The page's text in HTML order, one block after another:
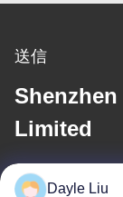
送信
Limited
電子メール
Dayle Liu